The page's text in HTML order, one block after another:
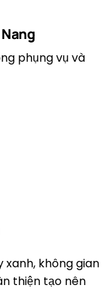
phụng vụ và
xanh, không gian
thiện tạo nên